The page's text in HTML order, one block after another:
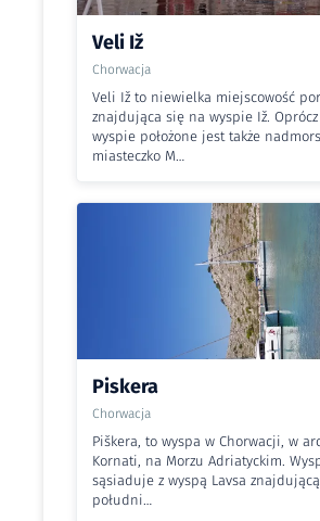
Veli Iž
Chorwacja
Veli Iž to niewielka miejscowość
znajdująca się na wyspie Iž.
wyspie położone jest także
miasteczko M…
Piskera
Chorwacja
Piškera, to wyspa w Chorwacji, w
Kornati, na Morzu Adriatyckim.
sąsiaduje z wyspą Lavsa
południ…